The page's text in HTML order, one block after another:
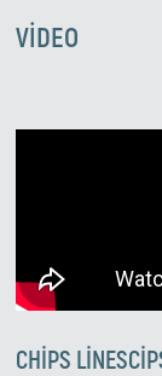
VIDEO
CHIPS